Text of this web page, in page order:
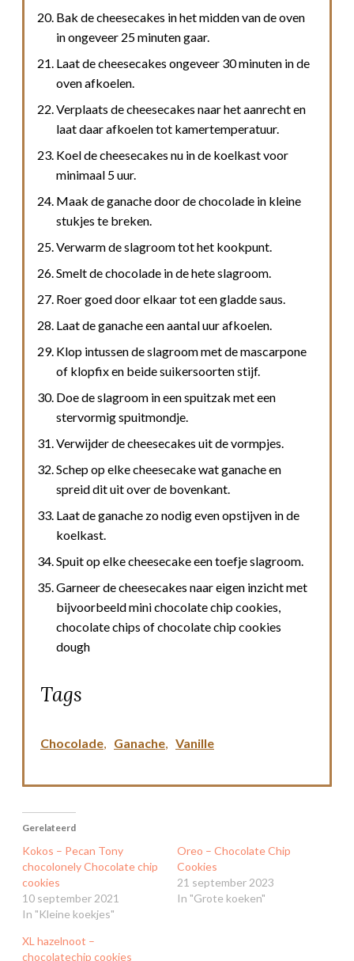
Bak de cheesecakes in het midden van de oven
in ongeveer 25 minuten gaar.
Laat de cheesecakes ongeveer 30 minuten in de
oven afkoelen.
Verplaats de cheesecakes naar het aanrecht en
laat daar afkoelen tot kamertemperatuur.
Koel de cheesecakes nu in de koelkast voor
minimaal 5 uur.
Maak de ganache door de chocolade in kleine
stukjes te breken.
Verwarm de slagroom tot het kookpunt.
Smelt de chocolade in de hete slagroom.
Roer goed door elkaar tot een gladde saus.
Laat de ganache een aantal uur afkoelen.
Klop intussen de slagroom met de mascarpone
of klopfix en beide suikersoorten stijf.
Doe de slagroom in een spuitzak met een
stervormig spuitmondje.
Verwijder de cheesecakes uit de vormpjes.
Schep op elke cheesecake wat ganache en
spreid dit uit over de bovenkant.
Laat de ganache zo nodig even opstijven in de
koelkast.
Spuit op elke cheesecake een toefje slagroom.
Garneer de cheesecakes naar eigen inzicht met
bijvoorbeeld mini chocolate chip cookies,
chocolate chips of chocolate chip cookies
dough
Tags
Chocolade Ganache Vanille
Gerelateerd
Kokos – Pecan Tony
chocolonely Chocolate chip
cookies
10 september 2021
In "Kleine koekjes"
Oreo – Chocolate Chip
Cookies
21 september 2023
In "Grote koeken"
XL hazelnoot –
chocolatechip cookies